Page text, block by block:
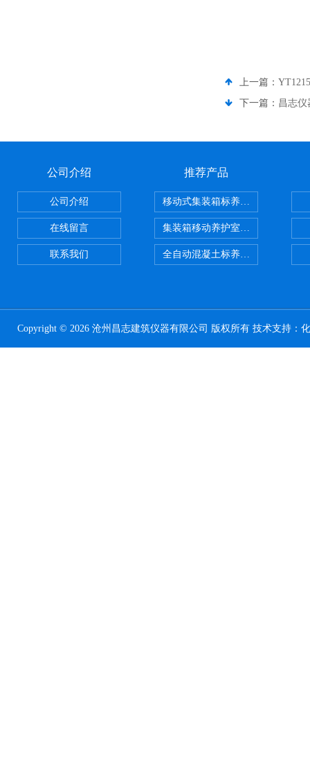
上一篇：
下一篇： 昌志仪
公司介绍
公司介绍
在线留言
联系我们
推荐产品
移动式集装箱标养室 养护室设备
集装箱移动养护室 标养室
全自动混凝土标养室恒温恒湿设备
Copyright © 2026 沧州昌志建筑仪器有限公司 版权所有 技术支持：